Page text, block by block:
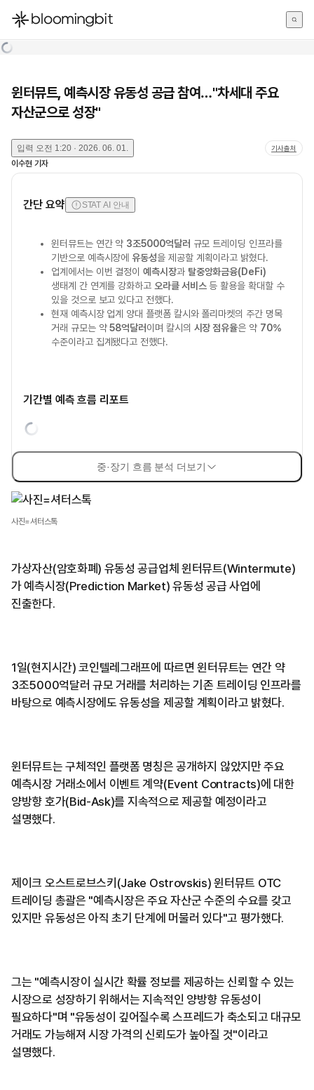
한국어
윈터뮤트, 예측시장 유동성 공급 참여…"차세대 주요
자산군으로 성장"
입력 오전 1:20 · 2026. 06. 01. 기사출처
이수현 기자
간단 요약 STAT AI 안내
윈터뮤트는 연간 약 3조5000억달러 규모 트레이딩 인프라를
기반으로 예측시장에유동성을 제공할 계획이라고 밝혔다.
업계에서는 이번 결정이예측시장과 탈중앙화금융(DeFi)
생태계 간 연계를 강화하고 오라클 서비스등 활용을 확대할 수
있을 것으로 보고 있다고 전했다.
현재 예측시장 업계 양대 플랫폼 칼시와 폴리마켓의 주간 명목
거래 규모는 약58억달러이며 칼시의 시장 점유율은 약 70%
수준이라고 집계됐다고 전했다.
기간별 예측 흐름 리포트
중·장기 흐름 분석 더보기
사진=셔터스톡
가상자산(암호화폐) 유동성 공급업체 윈터뮤트(Wintermute)
가 예측시장(Prediction Market) 유동성 공급 사업에
진출한다.
1일(현지시간) 코인텔레그래프에 따르면 윈터뮤트는 연간 약
3조5000억달러 규모 거래를 처리하는 기존 트레이딩 인프라를
바탕으로 예측시장에도 유동성을 제공할 계획이라고 밝혔다.
윈터뮤트는 구체적인 플랫폼 명칭은 공개하지 않았지만 주요
예측시장 거래소에서 이벤트 계약(Event Contracts)에 대한
양방향 호가(Bid-Ask)를 지속적으로 제공할 예정이라고
설명했다.
제이크 오스트로브스키(Jake Ostrovskis) 윈터뮤트 OTC
트레이딩 총괄은 "예측시장은 주요 자산군 수준의 수요를 갖고
있지만 유동성은 아직 초기 단계에 머물러 있다"고 평가했다.
그는 "예측시장이 실시간 확률 정보를 제공하는 신뢰할 수 있는
시장으로 성장하기 위해서는 지속적인 양방향 유동성이
필요하다"며 "유동성이 깊어질수록 스프레드가 축소되고 대규모
거래도 가능해져 시장 가격의 신뢰도가 높아질 것"이라고
설명했다.